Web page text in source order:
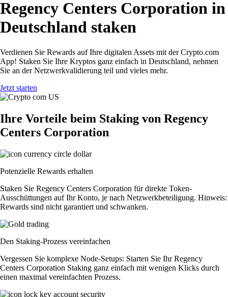
Regency Centers Corporation in
Deutschland staken
Verdienen Sie Rewards auf Ihre digitalen Assets mit der Crypto.com
App! Staken Sie Ihre Kryptos ganz einfach in Deutschland, nehmen
Sie an der Netzwerkvalidierung teil und vieles mehr.
Jetzt starten
Ihre Vorteile beim Staking von Regency
Centers Corporation
Potenzielle Rewards erhalten
Staken Sie Regency Centers Corporation für direkte Token-
Ausschüttungen auf Ihr Konto, je nach Netzwerkbeteiligung. Hinweis:
Rewards sind nicht garantiert und schwanken.
Den Staking-Prozess vereinfachen
Vergessen Sie komplexe Node-Setups: Starten Sie Ihr Regency
Centers Corporation Staking ganz einfach mit wenigen Klicks durch
einen maximal vereinfachten Prozess.